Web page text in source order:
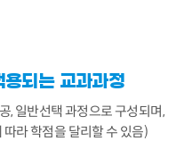
되는 교과과정
, 일반선택 과정으로 구성되며,
라 학점을 달리할 수 있음)